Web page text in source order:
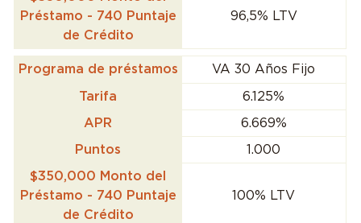
Préstamo - 740 Puntaje
de Crédito
96,5% LTV
Programa de préstamos VA 30 Años Fijo
Tarifa 6.125%
APR 6.669%
Puntos 1.000
$350,000 Monto del
Préstamo - 740 Puntaje
de Crédito
100% LTV